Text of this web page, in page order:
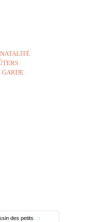
GARDE
des petits